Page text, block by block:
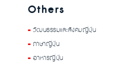
Others
วัฒนธรรมและสังคมญี่ปุ่น
ภาษาญี่ปุ่น
อาหารญี่ปุ่น